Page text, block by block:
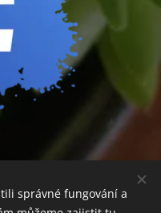
správné fungování a